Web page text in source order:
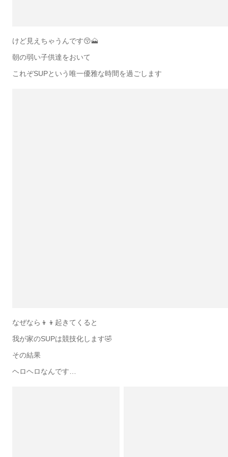
けど見えちゃうんです😚🗻
朝の弱い子供達をおいて
これぞSUPという唯一優雅な時間を過ごします
なぜなら👦👦起きてくると
我が家のSUPは競技化します🤣
その結果
ヘロヘロなんです…